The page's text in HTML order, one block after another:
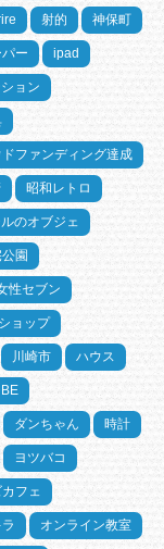
射的 神保町
ー ipad
ョン
ドファンディング達成
昭和レトロ
のオブジェ
園
性セブン
ョップ
川崎市 ハウス
ダンちゃん 時計
ヨツバコ
フェ
オンライン教室